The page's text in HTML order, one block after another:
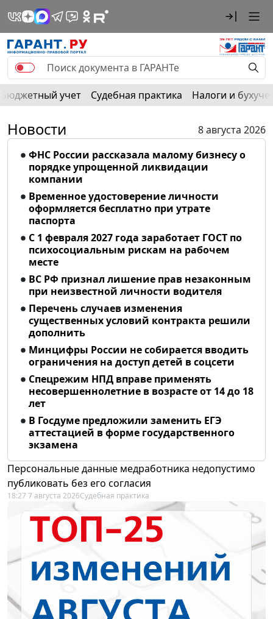
Бюджетный учет Судебная практика Налоги и
Новости
8 августа 2026
ФНС России рассказала малому бизнесу о
порядке упрощенной ликвидации
компании
Временное удостоверение личности
оформляется бесплатно при утрате
паспорта
С 1 февраля 2027 года заработает ГОСТ по
психосоциальным рискам на рабочем
месте
ВС РФ признал лишение прав незаконным
при неизвестной личности водителя
Перечень случаев изменения
существенных условий контракта решили
дополнить
Минцифры России не собирается вводить
ограничения на доступ детей в соцсети
Спецрежим НПД вправе применять
несовершеннолетние в возрасте от 14 до 18
лет
В Госдуме предложили заменить ЕГЭ
аттестацией в форме государственного
экзамена
Персональные данные медработника недопустимо
публиковать без его согласия
18:27 7 августа 2026Судебная практика